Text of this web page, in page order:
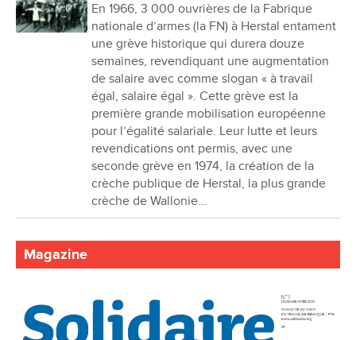
En 1966, 3 000 ouvrières de la Fabrique
nationale d’armes (la FN) à Herstal entament
une grève historique qui durera douze
semaines, revendiquant une augmentation
de salaire avec comme slogan « à travail
égal, salaire égal ». Cette grève est la
première grande mobilisation européenne
pour l’égalité salariale. Leur lutte et leurs
revendications ont permis, avec une
seconde grève en 1974, la création de la
crèche publique de Herstal, la plus grande
crèche de Wallonie…
Magazine